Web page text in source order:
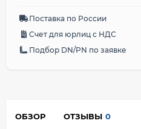
Поставка по России
Счет для юрлиц с НДС
Подбор DN/PN по заявке
ОБЗОР ОТЗЫВЫ 0